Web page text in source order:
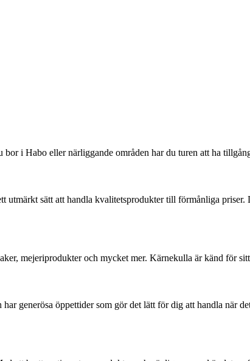
i Habo eller närliggande områden har du turen att ha
sätt att handla kvalitetsprodukter till förmånliga priser.
mejeriprodukter och mycket mer. Kärnekulla är känd för
generösa öppettider som gör det lätt för dig att handla när